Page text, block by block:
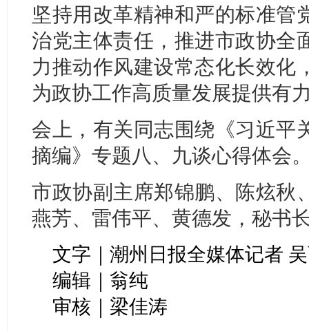
坚持用改革精神和严的标准管
治党主体责任，推进市政协全
力推动作风建设常态化长效化
为政协工作高质量发展提供有
会上，有关同志围绕《习近平
摘编》专题八、九谈心得体会
市政协副主席郑锦鹏、陈炫秋
燕芳、雷伟平、黄德发，秘书
文字｜潮州日报全媒体记者
编辑｜翁纯
审核｜梁佳涛